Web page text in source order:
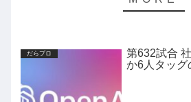
だらプロ
第632試合
か6人タッグ